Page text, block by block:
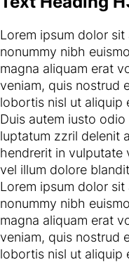
Lorem ipsum dolor
nonummy nibh
magna aliquam erat
veniam, quis nostrud
lobortis nisl ut aliquip
Duis autem iusto
luptatum zzril delenit
hendrerit in vulputate
vel illum dolore
Lorem ipsum dolor
nonummy nibh
magna aliquam erat
veniam, quis nostrud
lobortis nisl ut aliquip